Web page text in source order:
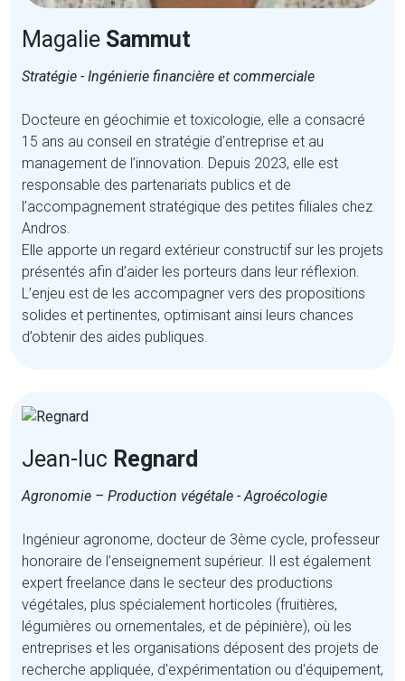
Magalie Sammut
Stratégie - Ingénierie financière et commerciale
Docteure en géochimie et toxicologie, elle a consacré
15 ans au conseil en stratégie d’entreprise et au
management de l’innovation. Depuis 2023, elle est
responsable des partenariats publics et de
l’accompagnement stratégique des petites filiales chez
Andros.
Elle apporte un regard extérieur constructif sur les projets
présentés afin d’aider les porteurs dans leur réflexion.
L’enjeu est de les accompagner vers des propositions
solides et pertinentes, optimisant ainsi leurs chances
d’obtenir des aides publiques.
Jean-luc Regnard
Agronomie – Production végétale - Agroécologie
Ingénieur agronome, docteur de 3ème cycle, professeur
honoraire de l’enseignement supérieur. Il est également
expert freelance dans le secteur des productions
végétales, plus spécialement horticoles (fruitières,
légumières ou ornementales, et de pépinière), où les
entreprises et les organisations déposent des projets de
recherche appliquée, d'expérimentation ou d'équipement,